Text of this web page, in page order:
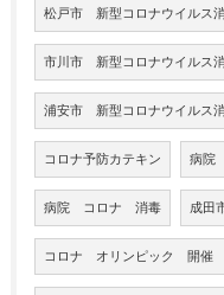
松戸市 新型コロナウイルス
市川市 新型コロナウイルス
浦安市 新型コロナウイルス
コロナ予防カテキン 病院
病院 コロナ 消毒 成田
コロナ オリンピック 開催